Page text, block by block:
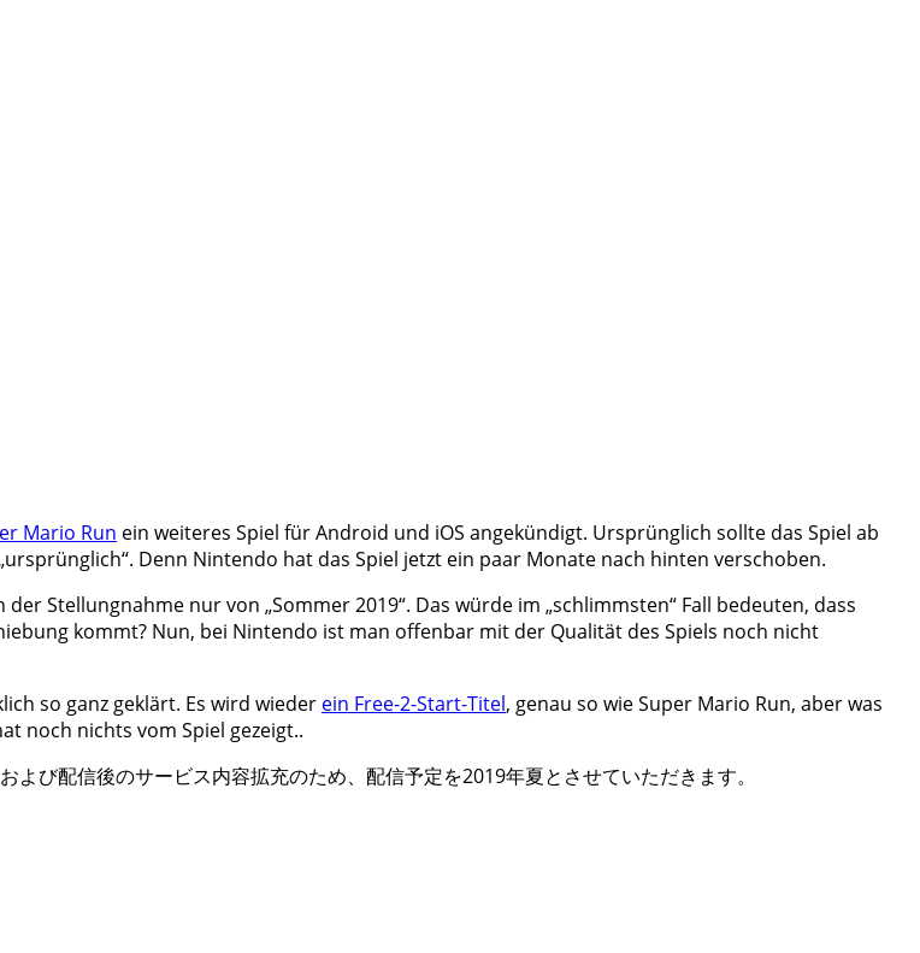
Mario Run ein weiteres Spiel für Android und iOS angekündigt. Ursprünglich sollte das Spiel ab
Denn Nintendo hat das Spiel jetzt ein paar Monate nach hinten verschoben.
Stellungnahme nur von „Sommer 2019“. Das würde im „schlimmsten“ Fall bedeuten, dass
kommt? Nun, bei Nintendo ist man offenbar mit der Qualität des Spiels noch nicht
so ganz geklärt. Es wird wieder ein Free-2-Start-Titel, genau so wie Super Mario Run, aber was
noch nichts vom Spiel gezeigt..
び配信後のサービス内容拡充のため、配信予定を2019年夏とさせていただきます。